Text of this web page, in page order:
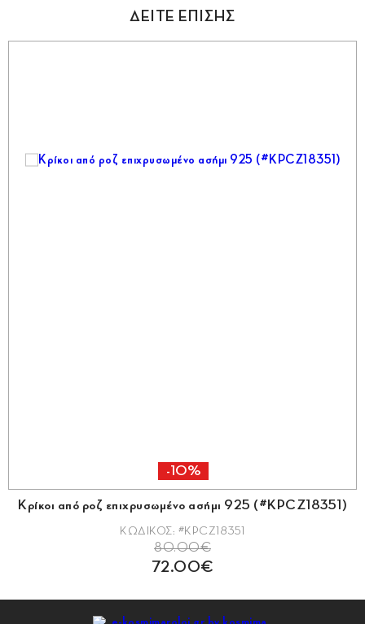
ΔΕΙΤΕ ΕΠΙΣΗΣ
-10%
Κρίκοι από ροζ επιχρυσωμένο ασήμι 925 (#KPCZ18351)
ΚΩΔΙΚΟΣ: #KPCZ18351
80.00€
72.00€